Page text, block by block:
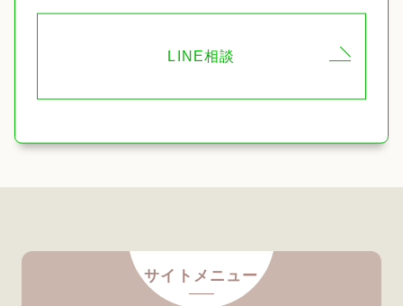
LINE相談
サイトメニュー